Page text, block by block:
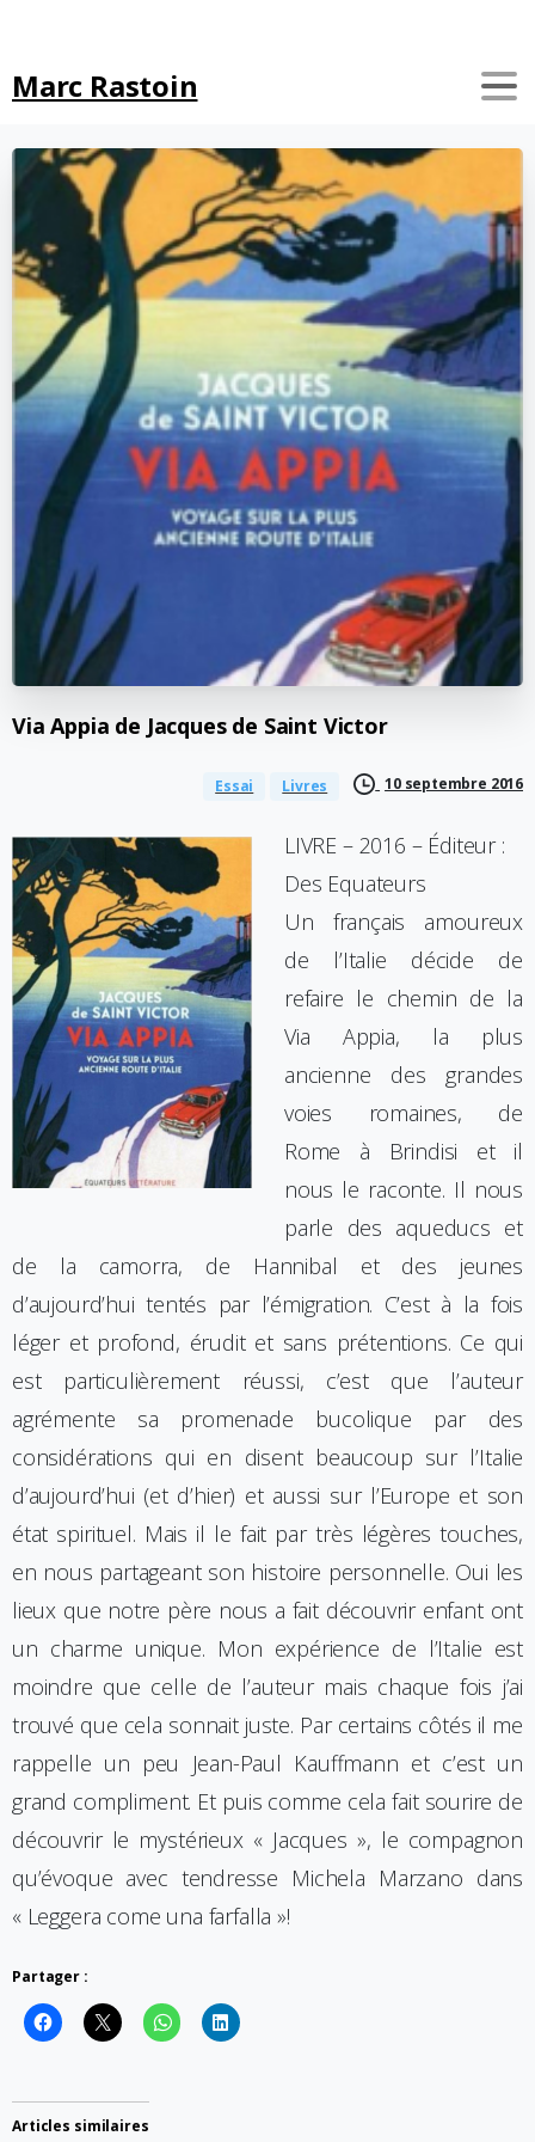
Marc Rastoin
Via Appia de Jacques de Saint Victor
Essai Livres 10 septembre 2016
LIVRE – 2016 – Éditeur :
Des Equateurs
Un français amoureux
de l’Italie décide de
refaire le chemin de la
Via Appia, la plus
ancienne des grandes
voies romaines, de
Rome à Brindisi et il
nous le raconte. Il nous
parle des aqueducs et
de la camorra, de Hannibal et des jeunes
d’aujourd’hui tentés par l’émigration. C’est à la fois
léger et profond, érudit et sans prétentions. Ce qui
est particulièrement réussi, c’est que l’auteur
agrémente sa promenade bucolique par des
considérations qui en disent beaucoup sur l’Italie
d’aujourd’hui (et d’hier) et aussi sur l’Europe et son
état spirituel. Mais il le fait par très légères touches,
en nous partageant son histoire personnelle. Oui les
lieux que notre père nous a fait découvrir enfant ont
un charme unique. Mon expérience de l’Italie est
moindre que celle de l’auteur mais chaque fois j’ai
trouvé que cela sonnait juste. Par certains côtés il me
rappelle un peu Jean-Paul Kauffmann et c’est un
grand compliment. Et puis comme cela fait sourire de
découvrir le mystérieux « Jacques », le compagnon
qu’évoque avec tendresse Michela Marzano dans
« Leggera come una farfalla »!
Partager :
Articles similaires